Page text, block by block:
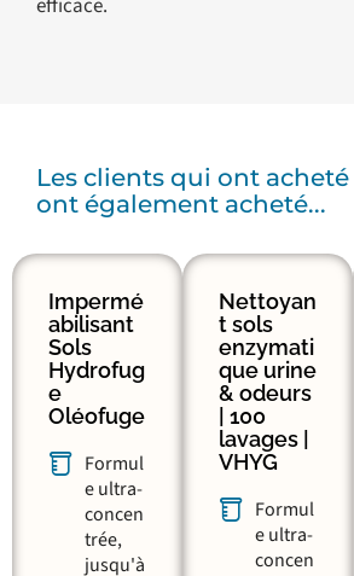
efficace.
Les clients qui ont
ont également acheté...
Impermé
abilisant
Sols
Hydrofug
e
Oléofuge
Formul
e ultra-
concen
trée,
jusqu'à
Nettoyan
t sols
enzymati
que urine
& odeurs
| 100
lavages |
VHYG
Formul
e ultra-
concen